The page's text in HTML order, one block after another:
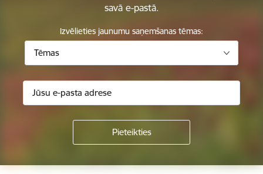
savā e-pastā.
Izvēlieties jaunumu saņemšanas tēmas:
Tēmas